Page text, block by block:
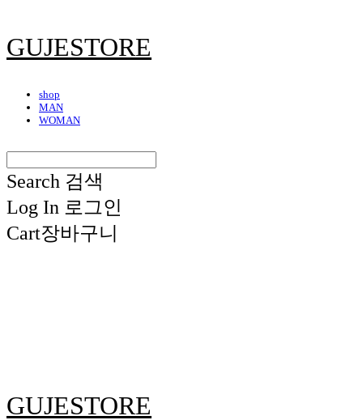
GUJESTORE
shop
MAN
WOMAN
Search 검색
Log In 로그인
Cart장바구니
GUJESTORE